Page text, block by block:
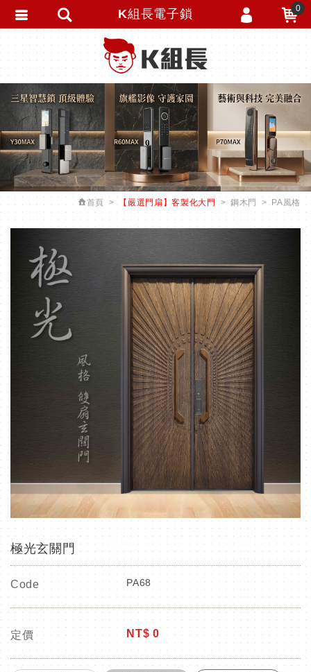
首頁 【嚴選門扇】客製化大門 鋼木門 PA風格
極光玄關門
Code PA68
定價 NT$ 0
K組長電子鎖 0
會員註冊
忘記密碼
訂單查詢
追蹤清單
匯款通知